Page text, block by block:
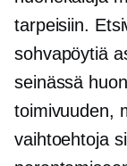
tarpeisiin.
sohvapöytiä
seinässä
toimivuuden,
vaihtoehtoja